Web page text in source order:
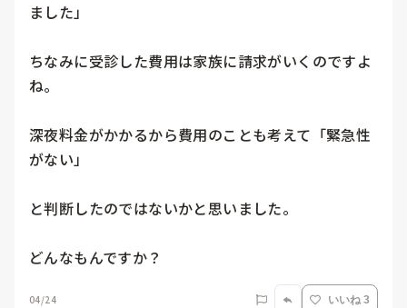
ました」
ちなみに受診した費用は家族に請求がいくのですよ
ね。
深夜料金がかかるから費用のことも考えて「緊急性
がない」
と判断したのではないかと思いました。
どんなもんですか？
04/24 いいね 3